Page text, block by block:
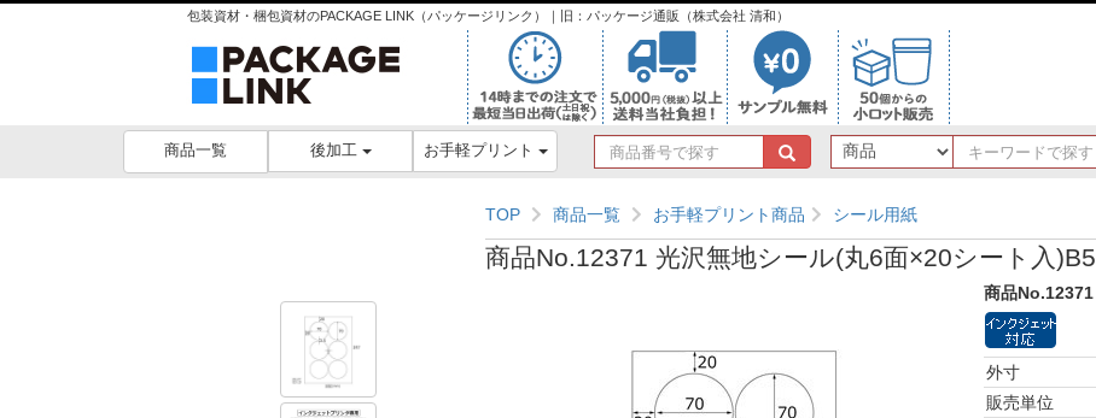
包装資材・梱包資材のPACKAGE LINK（パッケージリンク）｜旧：パッケージ通販（株式会社 清和）
商品一覧 後加工 お手軽プリント
商
品
号
で
探
キ
ー
ド
で
探
TOP 商品一覧 お手軽プリント商品 シール用紙
商品No.12371 光沢無地シール(丸6面×20シート入)B5
商品No.12371
外寸
販売単位